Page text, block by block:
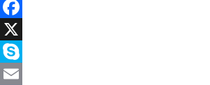
WhatsApp
Facebook
X
Skype